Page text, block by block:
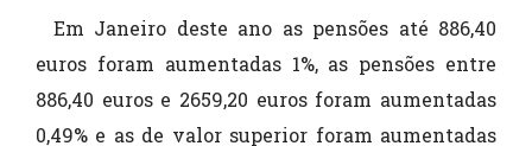
Em Janeiro deste ano as pensões até 886,40
euros foram aumentadas 1%, as pensões entre
886,40 euros e 2659,20 euros foram aumentadas
0,49% e as de valor superior foram aumentadas